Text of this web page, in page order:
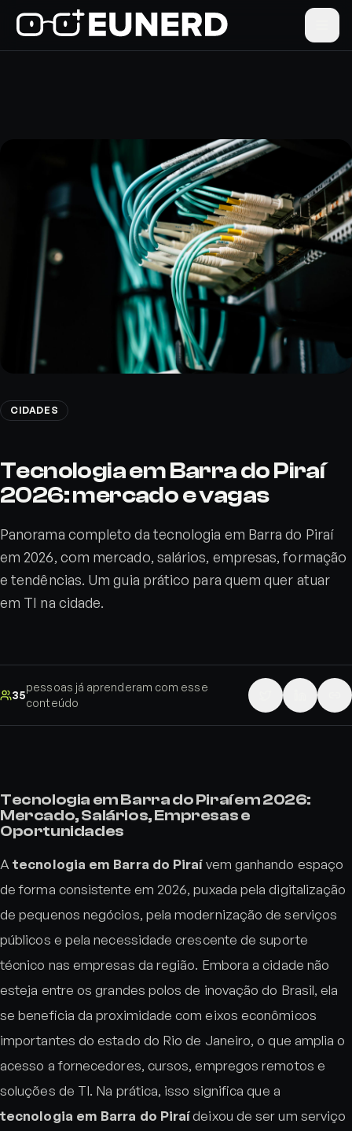
CIDADES
Tecnologia em Barra do Piraí
2026: mercado e vagas
Panorama completo da tecnologia em Barra do Piraí
em 2026, com mercado, salários, empresas, formação
e tendências. Um guia prático para quem quer atuar
em TI na cidade.
35
pessoas já aprenderam com esse
conteúdo
Tecnologia em Barra do Piraí em 2026:
Mercado, Salários, Empresas e
Oportunidades
Atecnologia em Barra do Piraívem ganhando espaço
de forma consistente em 2026, puxada pela digitalização
de pequenos negócios, pela modernização de serviços
públicos e pela necessidade crescente de suporte
técnico nas empresas da região. Embora a cidade não
esteja entre os grandes polos de inovação do Brasil, ela
se beneficia da proximidade com eixos econômicos
importantes do estado do Rio de Janeiro, o que amplia o
acesso a fornecedores, cursos, empregos remotos e
soluções de TI. Na prática, isso significa que a
tecnologia em Barra do Piraídeixou de ser um serviço